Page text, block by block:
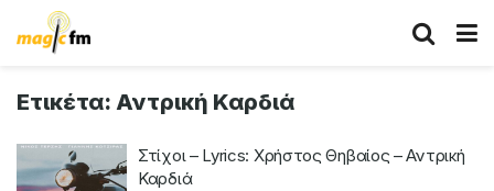
Ετικέτα: Αντρική Καρδιά
Στίχοι – Lyrics: Χρήστος Θηβαίος – Αντρική
Καρδιά